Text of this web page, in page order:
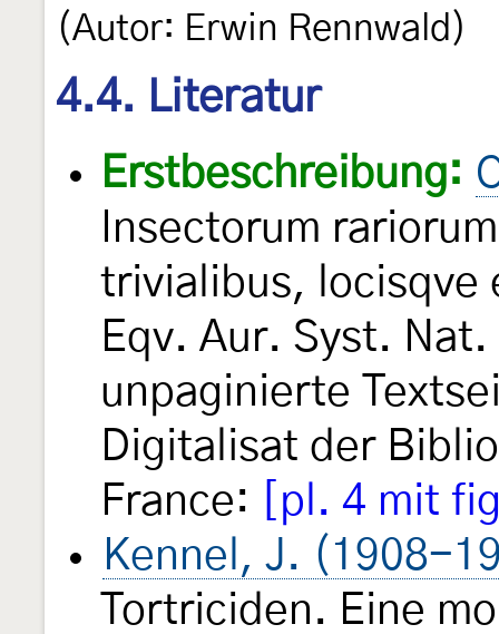
(Autor: Erwin Rennwald)
4.4. Literatur
Erstbeschreibung:
Insectorum
trivialibus, locisqve
Eqv. Aur. Syst.
unpaginierte
Digitalisat der
France:
[pl. 4 mit
Kennel, J. (1908-
Tortriciden. Eine